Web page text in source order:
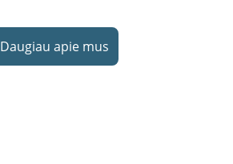
Daugiau apie mus